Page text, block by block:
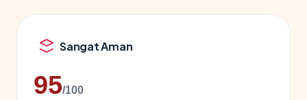
Sangat Aman
95/100